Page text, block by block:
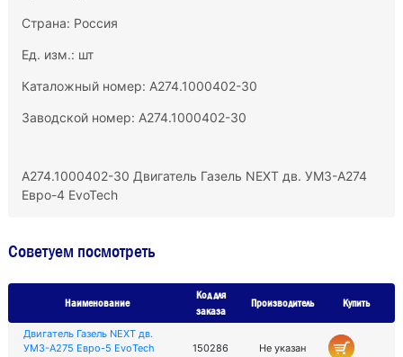
Страна: Россия
Ед. изм.: шт
Каталожный номер: А274.1000402-30
Заводской номер: А274.1000402-30
А274.1000402-30 Двигатель Газель NEXT дв. УМЗ-А274
Евро-4 EvoTech
Советуем посмотреть
Наименование
Код для
заказа
Производитель Купить
Двигатель Газель NEXT дв.
УМЗ-А275 Евро-5 EvoTech
150286 Не указан